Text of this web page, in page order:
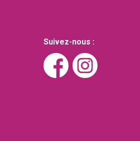
Suivez-nous :